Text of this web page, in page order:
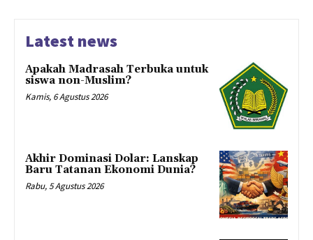
Latest news
Apakah Madrasah Terbuka untuk
siswa non-Muslim?
Kamis, 6 Agustus 2026
Akhir Dominasi Dolar: Lanskap
Baru Tatanan Ekonomi Dunia?
Rabu, 5 Agustus 2026